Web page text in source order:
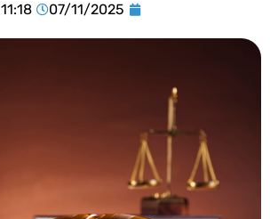
07/11/2025
11:18